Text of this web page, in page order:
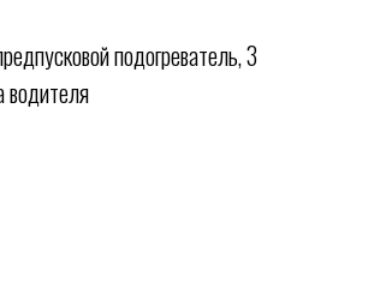
подогреватель, 3
водителя